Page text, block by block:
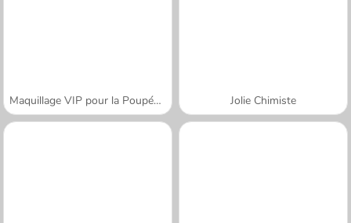
Maquillage VIP pour la Poupée Tris Jolie Chimiste